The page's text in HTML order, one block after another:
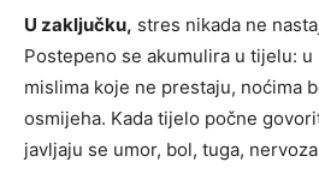
U zaključku, stres nikada ne
Postepeno se akumulira u tijelu: u
mislima koje ne prestaju, noćima
osmijeha. Kada tijelo počne
javljaju se umor, bol, tuga,